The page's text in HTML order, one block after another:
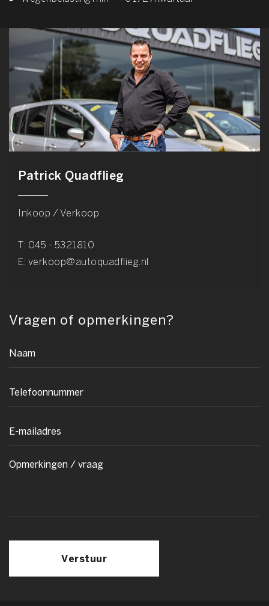
Patrick Quadflieg
Inkoop / Verkoop
T: 045 - 5321810
E: verkoop@autoquadflieg.nl
Vragen of opmerkingen?
Verstuur